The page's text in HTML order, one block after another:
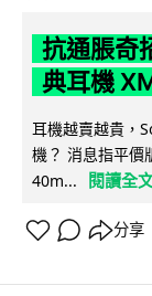
抗通脹奇
典耳機
耳機越賣越貴，
機？ 消息指平價
40m...
閱讀全
分享